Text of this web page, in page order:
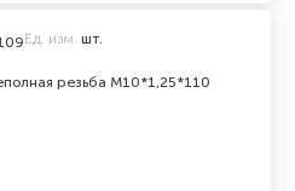
резьба M10*1,25*110
Ед. изм. шт.